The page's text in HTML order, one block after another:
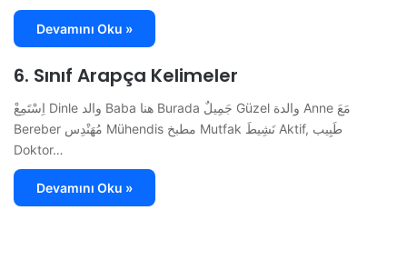
Devamını Oku »
6. Sınıf Arapça Kelimeler
اِسْتَمِعْ Dinle والد Baba هنا Burada جَمِيلٌ Güzel والدة Anne مَعَ
Bereber مُهَنْدِس Mühendis مطبخ Mutfak نَشِيطَ Aktif, طَبِيب
Doktor…
Devamını Oku »